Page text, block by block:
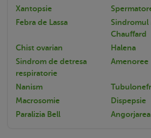
Xantopsie
Febra de Lassa
Chauffard
Chist ovarian
Halena
Sindrom de detresa
respiratorie
Amenoree
Nanism
Macrosomie
Dispepsie
Paralizia Bell